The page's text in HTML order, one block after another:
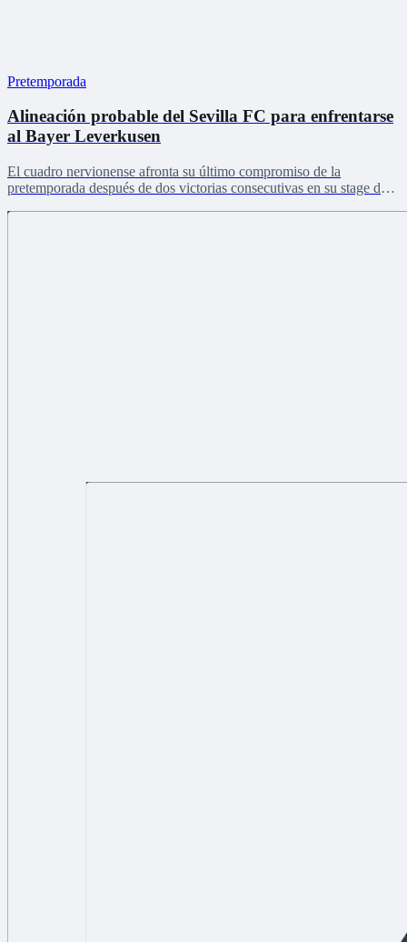
Pretemporada
Alineación probable del Sevilla FC para enfrentarse
al Bayer Leverkusen
El cuadro nervionense afronta su último compromiso de la
pretemporada después de dos victorias consecutivas en su stage de